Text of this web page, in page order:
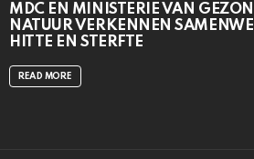
MDC EN MINISTERIE VAN
NATUUR VERKENNEN
HITTE EN STERFTE
READ MORE